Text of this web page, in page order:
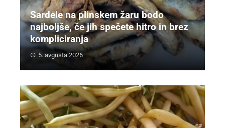
Sardele na plinskem žaru bodo
najboljše, če jih spečete hitro in brez
kompliciranja
5. avgusta 2026